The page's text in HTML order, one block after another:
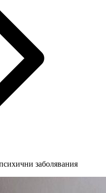
заболявания